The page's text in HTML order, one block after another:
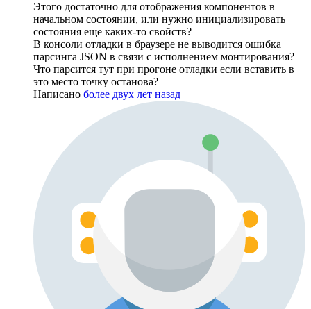
Этого достаточно для отображения компонентов в
начальном состоянии, или нужно инициализировать
состояния еще каких-то свойств?
В консоли отладки в браузере не выводится ошибка
парсинга JSON в связи с исполнением монтирования?
Что парсится тут при прогоне отладки если вставить в
это место точку останова?
Написано более двух лет назад